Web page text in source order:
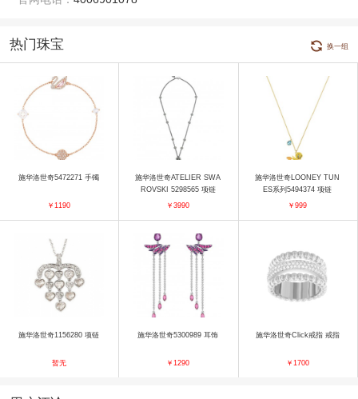
热门珠宝 换一组
施华洛世奇5472271 手镯
￥1190
施华洛世奇ATELIER SWA
ROVSKI 5298565 项链
￥3990
施华洛世奇LOONEY TUN
ES系列5494374 项链
￥999
施华洛世奇1156280 项链
暂无
施华洛世奇5300989 耳饰
￥1290
施华洛世奇Click戒指 戒指
￥1700